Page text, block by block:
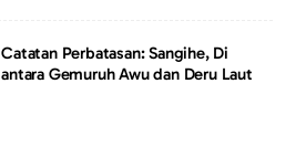
Catatan Perbatasan: Sangihe, Di
antara Gemuruh Awu dan Deru Laut